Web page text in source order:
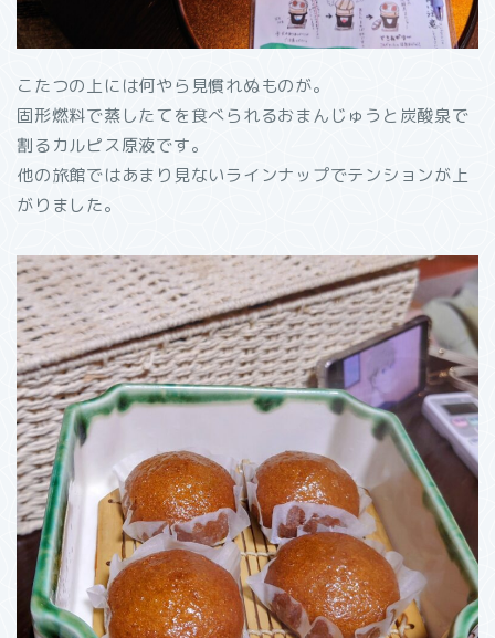
こたつの上には何やら見慣れぬものが。
固形燃料で蒸したてを食べられるおまんじゅうと炭酸泉で
割るカルピス原液です。
他の旅館ではあまり見ないラインナップでテンションが上
がりました。